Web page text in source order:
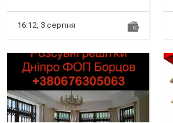
закаленного стекла, а так же...
16:12, 3 серпня